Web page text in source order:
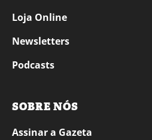
Loja Online
Newsletters
Podcasts
SOBRE NÓS
Assinar a Gazeta